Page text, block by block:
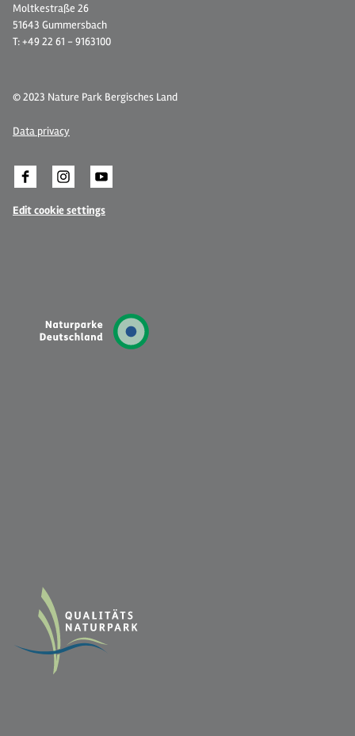
Moltkestraße 26
51643 Gummersbach
T: +49 22 61 - 9163100
© 2023 Nature Park Bergisches Land
Data privacy
Edit cookie settings